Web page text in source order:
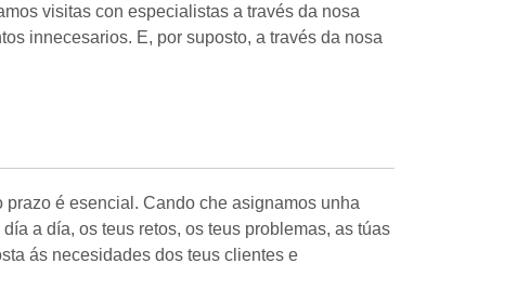
visitas con especialistas a través da nosa
innecesarios. E, por suposto, a través da nosa
é esencial. Cando che asignamos unha
a día, os teus retos, os teus problemas, as túas
ás necesidades dos teus clientes e